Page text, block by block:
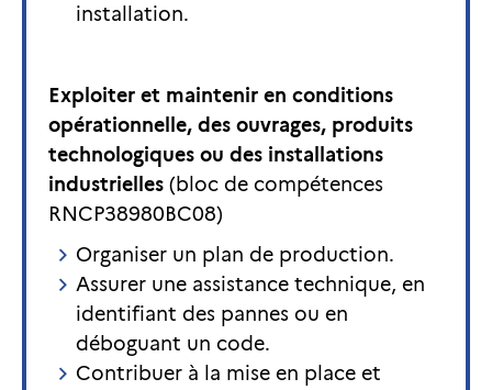
installation.
Exploiter et maintenir en conditions
opérationnelle, des ouvrages, produits
technologiques ou des installations
industrielles (bloc de compétences
RNCP38980BC08)
Organiser un plan de production.
Assurer une assistance technique, en
identifiant des pannes ou en
déboguant un code.
Contribuer à la mise en place et